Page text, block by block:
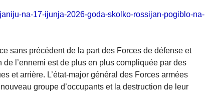
na-17-ijunja-2026-goda-skolko-rossijan-pogiblo-na-
sans précédent de la part des Forces de défense et
l’ennemi est de plus en plus compliquée par des
et arrière. L’état-major général des Forces armées
groupe d’occupants et la destruction de leur